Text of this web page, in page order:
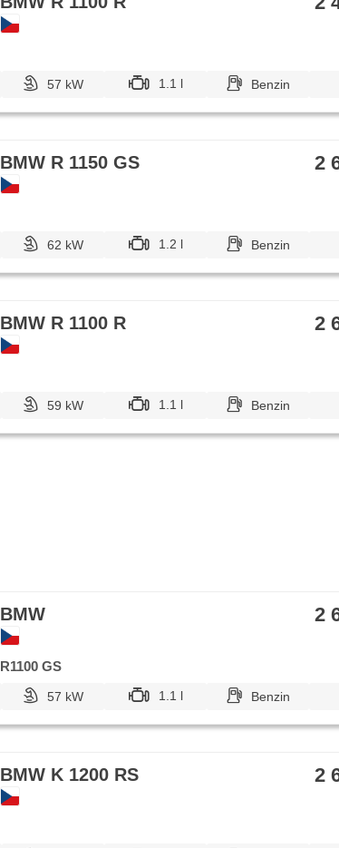
57 kW 1.1 l Benzin
BMW R 1150 GS 2
62 kW 1.2 l Benzin
BMW R 1100 R 2
59 kW 1.1 l Benzin
BMW 2
R1100 GS
57 kW 1.1 l Benzin
BMW K 1200 RS 2